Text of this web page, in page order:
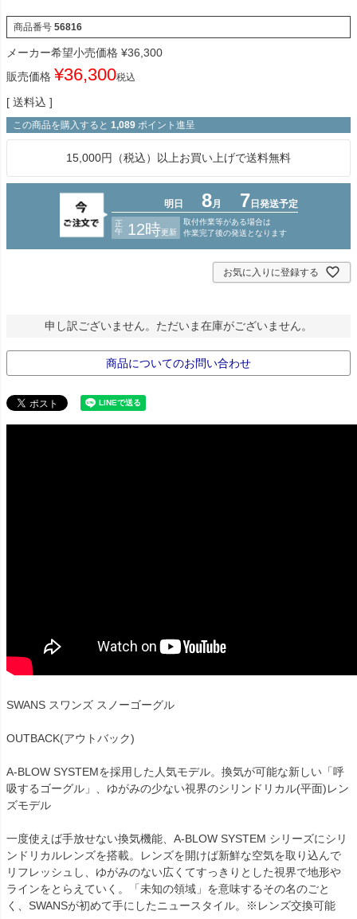
商品番号 56816
メーカー希望小売価格 ¥36,300
販売価格 ¥36,300税込
送料込
この商品を購入すると 1,089 ポイント進呈
15,000円（税込）以上お買い上げで送料無料
お気に入りに登録する
申し訳ございません。ただいま在庫がございません。
商品についてのお問い合わせ
SWANS スワンズ スノーゴーグル
OUTBACK(アウトバック)
A-BLOW SYSTEMを採用した人気モデル。換気が可能な新しい「呼
吸するゴーグル」、ゆがみの少ない視界のシリンドリカル(平面)レン
ズモデル
一度使えば手放せない換気機能、A-BLOW SYSTEM シリーズにシリ
ンドリカルレンズを搭載。レンズを開けば新鮮な空気を取り込んで
リフレッシュし、ゆがみのない広くてすっきりとした視界で地形や
ラインをとらえていく。「未知の領域」を意味するその名のごと
く、SWANSが初めて手にしたニュースタイル。※レンズ交換可能